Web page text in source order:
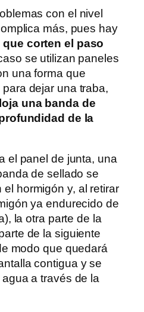
con el nivel
más, pues hay
que corten el paso
se utilizan paneles
una forma que
dejar una traba,
una banda de
de la
el panel de junta, una
de sellado se
hormigón y, al retirar
ya endurecido de
la otra parte de la
de la siguiente
modo que quedará
contigua y se
a través de la